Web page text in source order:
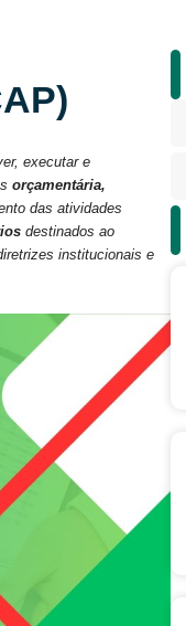
executar e
orçamentária,
das atividades
destinados ao
institucionais e